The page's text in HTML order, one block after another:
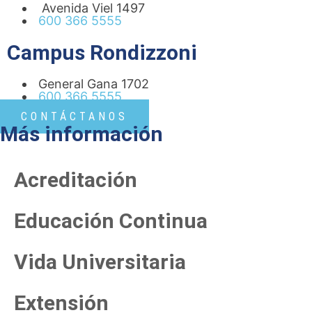
Avenida Viel 1497
600 366 5555
Campus Rondizzoni
General Gana 1702
600 366 5555
CONTÁCTANOS
Más información
Acreditación
Educación Continua
Vida Universitaria
Extensión